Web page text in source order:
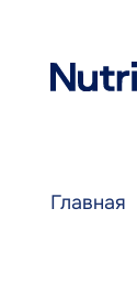
Главная